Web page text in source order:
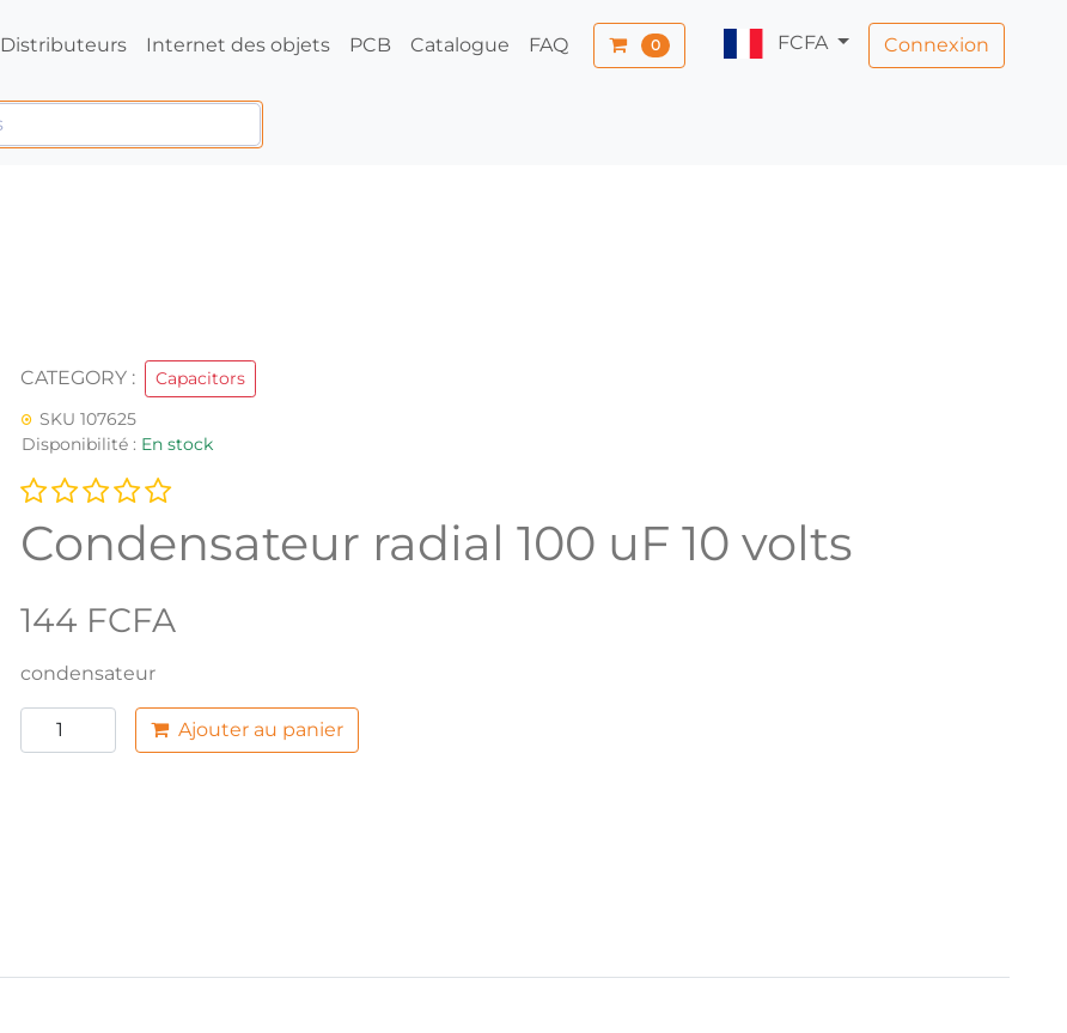
Distributeurs Internet des objets PCB Catalogue FAQ 0 FCFA Connexion
CATEGORY :
Capacitors
SKU 107625
Disponibilité : En stock
Condensateur radial 100 uF 10 volts
144 FCFA
condensateur
Ajouter au panier